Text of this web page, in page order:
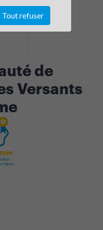
de
Versants
Tout refuser